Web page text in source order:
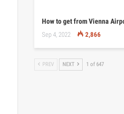
How to get from Vienna
Sep 4, 2022 2,866
PREV NEXT 1 of 647